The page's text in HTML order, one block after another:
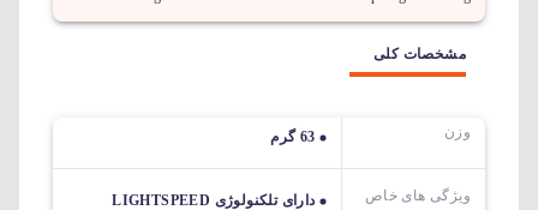
مشخصات کلی
وزن 63 گرم
ویژگی های خاص دارای تلکنولوژی LIGHTSPEED